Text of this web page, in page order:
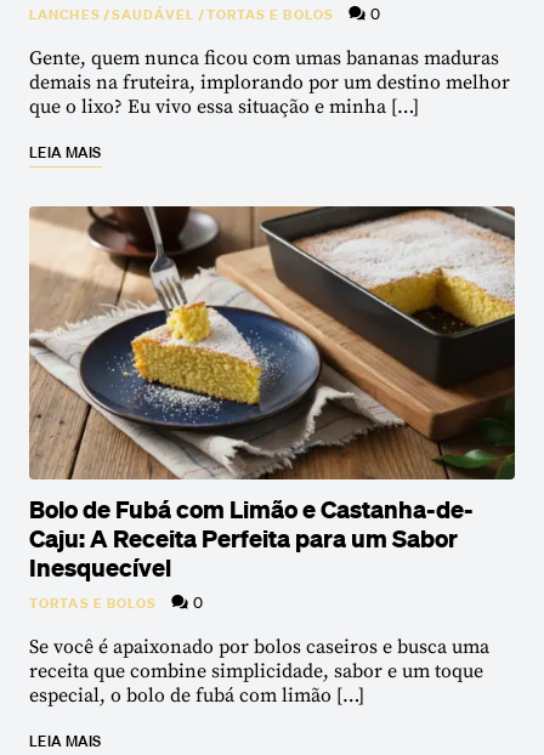
LANCHES/SAUDÁVEL /TORTAS E BOLOS 0
Gente, quem nunca ficou com umas bananas maduras
demais na fruteira, implorando por um destino melhor
que o lixo? Eu vivo essa situação e minha […]
LEIA MAIS
Bolo de Fubá com Limão e Castanha-de-
Caju: A Receita Perfeita para um Sabor
Inesquecível
TORTAS E BOLOS 0
Se você é apaixonado por bolos caseiros e busca uma
receita que combine simplicidade, sabor e um toque
especial, o bolo de fubá com limão […]
LEIA MAIS